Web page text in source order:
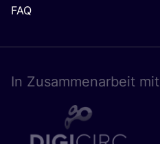
FAQ
In Zusam­men­ar­beit mit